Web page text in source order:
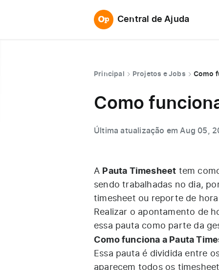
Central de Ajuda
Principal Projetos e Jobs Como
Como
Última atualização em Aug 05,
A Pauta Timesheet tem
sendo trabalhadas no dia,
timesheet ou reporte de
Realizar o apontamento de
essa pauta como parte da
Como funciona a Pauta
Essa pauta é dividida entre
aparecem todos os